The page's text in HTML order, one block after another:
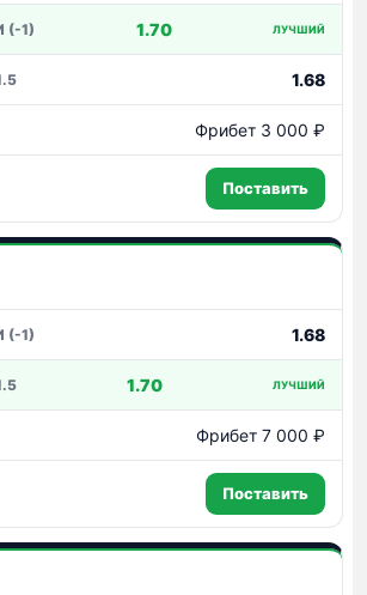
1.70 ЛУЧШИЙ
1.68
Фрибет 3 000 ₽
Поставить
1.68
1.70 ЛУЧШИЙ
Фрибет 7 000 ₽
Поставить